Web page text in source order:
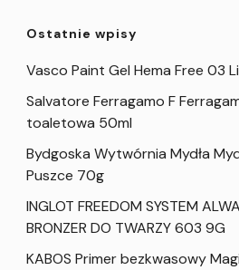
Ostatnie wpisy
Vasco Paint Gel Hema Free 03
Salvatore Ferragamo F
toaletowa 50ml
Bydgoska Wytwórnia Mydła
Puszce 70g
INGLOT FREEDOM SYSTEM
BRONZER DO TWARZY 603 9G
KABOS Primer bezkwasowy